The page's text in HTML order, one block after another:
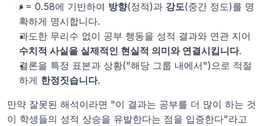
r = 0.58에 기반하여 방향(정적)과 강도(중간 정도)를 명
확하게 명시합니다.
수치적 사실을 실제적인 현실적 의미와 연결시킵니다.
결론을 특정 표본과 상황("해당 그룹 내에서")으로 적절
하게 한정짓습니다.
만약 잘못된 해석이라면 "이 결과는 공부를 더 많이 하는 것
이 학생들의 성적 상승을 유발한다는 점을 입증한다"라고